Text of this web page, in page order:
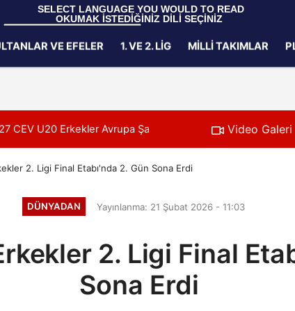
SELECT LANGUAGE YOU WOULD TO READ
OKUMAK İSTEDİĞİNİZ DİLİ SEÇİNİZ
VE EFELER 1. VE 2. LIG MILLI TAKIMLAR
Kursu Alanya’da Başladı 00:39 U20 Erkek Millî
Video Galeri
2. Ligi Final Etabı'nda 2. Gün Sona Erdi
DÜNYADAN Yayınlanma: 21 Şubat 2026 - 11:03
2. Ligi Final
Sona Erdi